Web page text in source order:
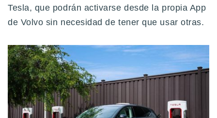
Tesla, que podrán activarse desde la propia App
de Volvo sin necesidad de tener que usar otras.